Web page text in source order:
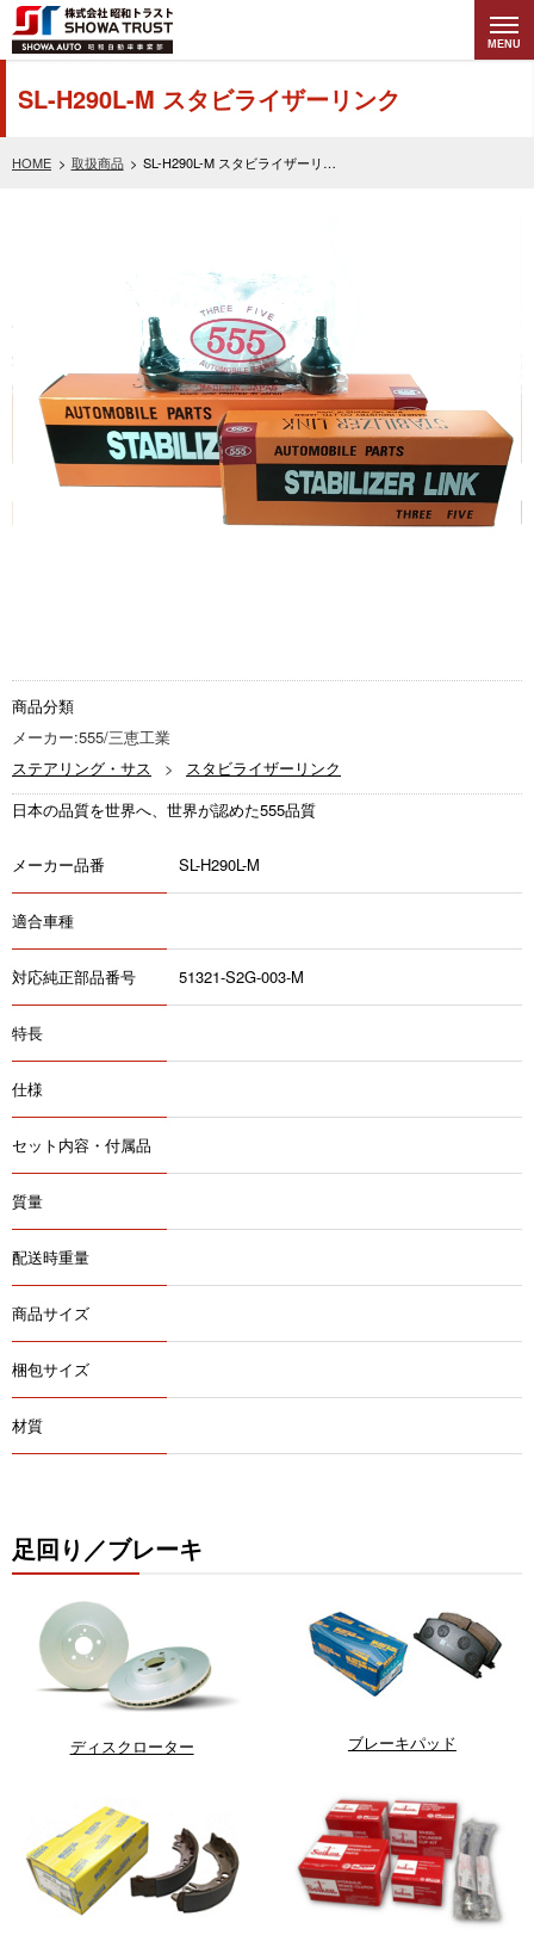
株式会社昭和トラ
スト (SHOWA
車事業部
MENU
HOME 取扱商品 SL-H290L-M スタビライザーリンク
SL-H290L-M スタビライザーリンク
商品分類
メーカー:555/三恵工業
ステアリング・サス
スタビライザーリンク
日本の品質を世界へ、世界が認めた555品質
メーカー品番 SL-H290L-M
適合車種
対応純正部品番号 51321-S2G-003-M
特長
仕様
セット内容・付属品
質量
配送時重量
商品サイズ
梱包サイズ
材質
足回り／ブレーキ
ディスクローター ブレーキパッド